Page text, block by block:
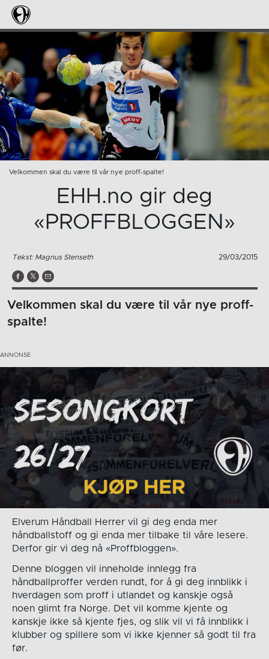
Velkommen skal du være til vår nye proff-spalte!
EHH.no gir deg
«PROFFBLOGGEN»
Tekst: Magnus Stenseth 29/03/2015
Velkommen skal du være til vår nye proff-
spalte!
Elverum Håndball Herrer vil gi deg enda mer
håndballstoff og gi enda mer tilbake til våre lesere.
Derfor gir vi deg nå «Proffbloggen».
Denne bloggen vil inneholde innlegg fra
håndballproffer verden rundt, for å gi deg innblikk i
hverdagen som proff i utlandet og kanskje også
noen glimt fra Norge. Det vil komme kjente og
kanskje ikke så kjente fjes, og slik vil vi få innblikk i
klubber og spillere som vi ikke kjenner så godt til fra
før.